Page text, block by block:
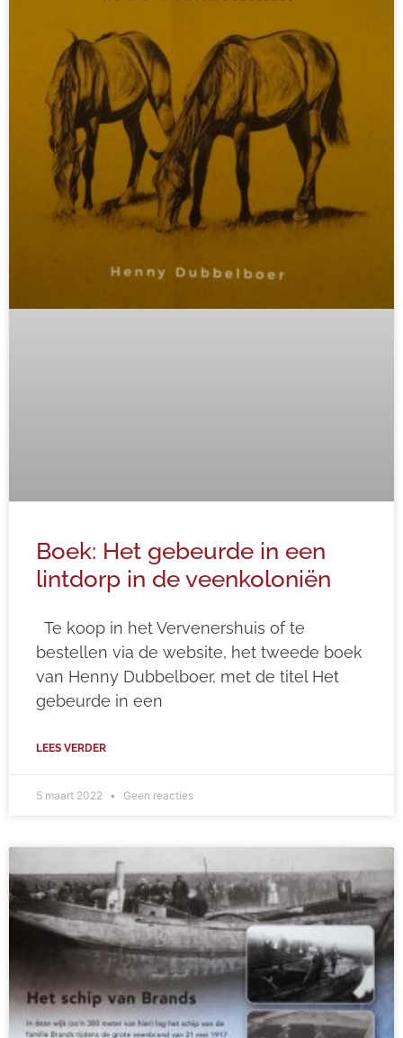
Boek: Het gebeurde in een
lintdorp in de veenkoloniën
Te koop in het Vervenershuis of te
bestellen via de website, het tweede boek
van Henny Dubbelboer, met de titel Het
gebeurde in een
LEES VERDER
5 maart 2022 Geen reacties